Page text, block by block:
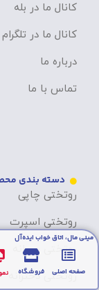
کانال ما در بله
کانال ما در تلگرام
درباره ما
تماس با ما
دسته بندی
روتختی چاپی
روتختی اسپرت
روتختی پسرانه
روتختی دخترانه
مینی مال، اتاق خواب ایده‌آل
صفحه اصلی فروشگاه